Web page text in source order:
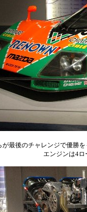
が最後のチャレンジで優勝
エンジンは4